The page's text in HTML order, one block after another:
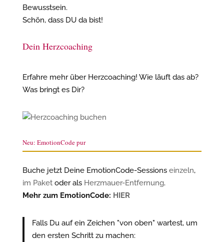
Bewusstsein.
Schön, dass DU da bist!
Dein Herzcoaching
Erfahre mehr über Herzcoaching! Wie läuft das ab?
Was bringt es Dir?
Neu: EmotionCode pur
Buche jetzt Deine EmotionCode-Sessions einzeln,
im Paketoder als Herzmauer-Entfernung.
Mehr zum EmotionCode: HIER
Falls Du auf ein Zeichen "von oben" wartest, um
den ersten Schritt zu machen: